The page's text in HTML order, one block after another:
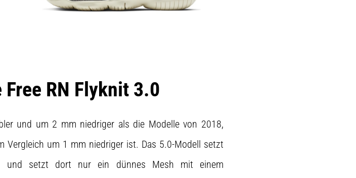
Free RN Flyknit 3.0
und um 2 mm niedriger als die Modelle von 2018,
Vergleich um 1 mm niedriger ist. Das 5.0-Modell setzt
und setzt dort nur ein dünnes Mesh mit einem